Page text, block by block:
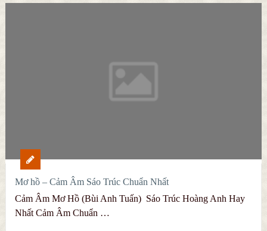
Mơ hồ – Cảm Âm Sáo Trúc Chuẩn Nhất
Cảm Âm Mơ Hồ (Bùi Anh Tuấn) Sáo Trúc Hoàng Anh Hay
Nhất Cảm Âm Chuẩn …